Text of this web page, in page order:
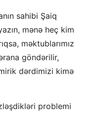
sahibi Şaiq
mənə heç kim
məktublarımız
göndərilir,
dərdimizi kimə
problemi